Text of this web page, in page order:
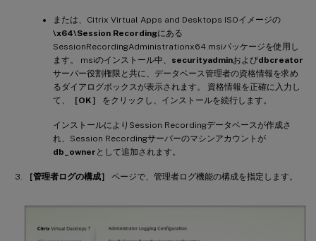
または、Citrix Virtual Apps and Desktops ISOイメージの
\x64\Session Recordingにある
SessionRecordingAdministrationx64.msiパッケージを使用し
ます。 msiのインストール中、 securityadminおよびdbcreator
サーバー役割権限と共に、データベース管理者の資格情報を求め
るダイアログボックスが表示されます。 資格情報を正確に入力し
て、
［OK］ をクリックし、インストールを続行します。
インストールによりSession Recordingデータベースが作成さ
れ、Session Recordingサーバーのマシンアカウントが
db_owner として追加されます。
［管理者ログの構成］ ページで、管理者ログ機能の構成を指定します。